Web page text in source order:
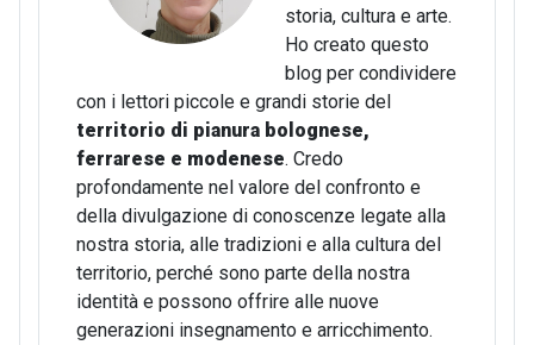
storia, cultura e arte.
Ho creato questo
blog per condividere
con i lettori piccole e grandi storie del
territorio di pianura bolognese,
ferrarese e modenese. Credo
profondamente nel valore del confronto e
della divulgazione di conoscenze legate alla
nostra storia, alle tradizioni e alla cultura del
territorio, perché sono parte della nostra
identità e possono offrire alle nuove
generazioni insegnamento e arricchimento.